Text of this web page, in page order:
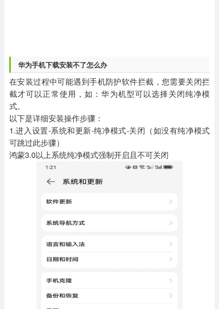
华为手机下载安装不了怎么办
在安装过程中可能遇到手机防护软件拦截，您需要关闭拦
截才可以正常使用，如：华为机型可以选择关闭纯净模
式。
以下是详细安装操作步骤：
1.进入设置-系统和更新-纯净模式-关闭（如没有纯净模式
可跳过此步骤）
鸿蒙3.0以上系统纯净模式强制开启且不可关闭